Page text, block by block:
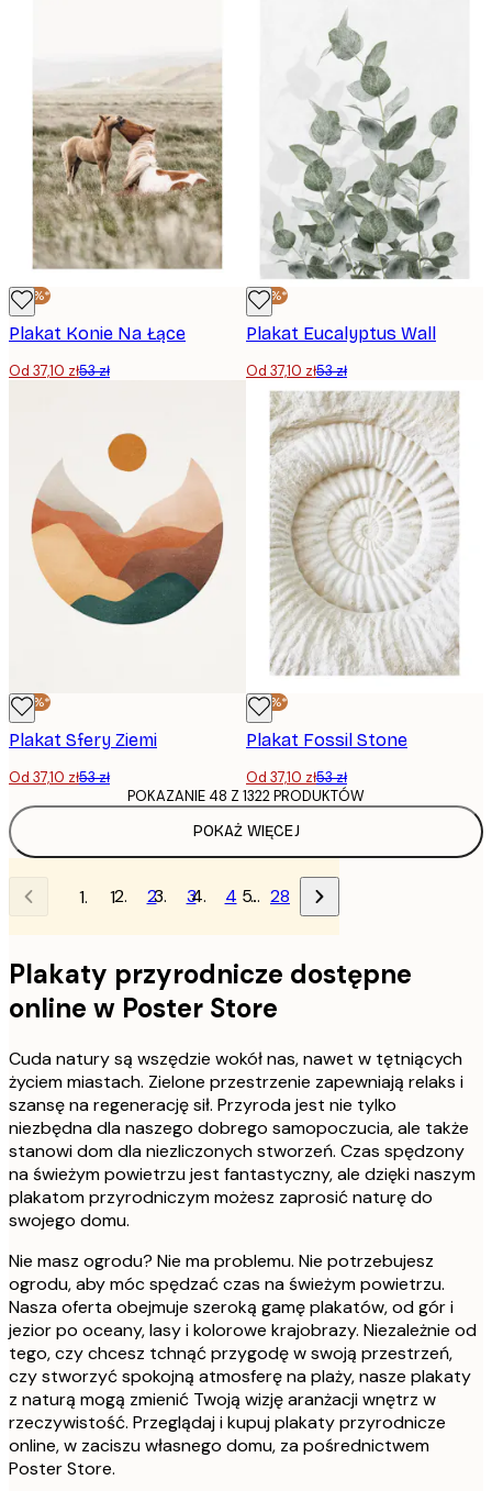
-30%*
Plakat Konie Na Łące
Od 37,10 zł53 zł
-30%*
Plakat Eucalyptus Wall
Od 37,10 zł53 zł
-30%*
Plakat Sfery Ziemi
Od 37,10 zł53 zł
-30%*
Plakat Fossil Stone
Od 37,10 zł53 zł
POKAŻ WIĘCEJ
POKAZANIE 48 Z 1322 PRODUKTÓW
1 2 3 4 … 28
Plakaty przyrodnicze dostępne
online w Poster Store
Cuda natury są wszędzie wokół nas, nawet w tętniących
życiem miastach. Zielone przestrzenie zapewniają relaks i
szansę na regenerację sił. Przyroda jest nie tylko
niezbędna dla naszego dobrego samopoczucia, ale także
stanowi dom dla niezliczonych stworzeń. Czas spędzony
na świeżym powietrzu jest fantastyczny, ale dzięki naszym
plakatom przyrodniczym możesz zaprosić naturę do
swojego domu.
Nie masz ogrodu? Nie ma problemu. Nie potrzebujesz
ogrodu, aby móc spędzać czas na świeżym powietrzu.
Nasza oferta obejmuje szeroką gamę plakatów, od gór i
jezior po oceany, lasy i kolorowe krajobrazy. Niezależnie od
tego, czy chcesz tchnąć przygodę w swoją przestrzeń,
czy stworzyć spokojną atmosferę na plaży, nasze plakaty
z naturą mogą zmienić Twoją wizję aranżacji wnętrz w
rzeczywistość. Przeglądaj i kupuj plakaty przyrodnicze
online, w zaciszu własnego domu, za pośrednictwem
Poster Store.